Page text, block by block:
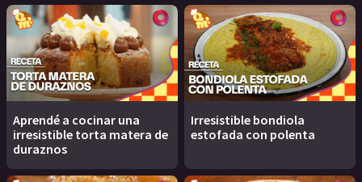
Aprendé a cocinar una
irresistible torta matera de
duraznos
Irresistible bondiola
estofada con polenta